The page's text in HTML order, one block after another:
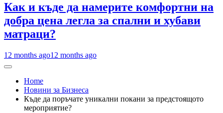
Как и къде да намерите комфортни на
добра цена легла за спални и хубави
матраци?
12 months ago12 months ago
Home
Новини за Бизнеса
Къде да поръчате уникални покани за предстоящото
мероприятие?